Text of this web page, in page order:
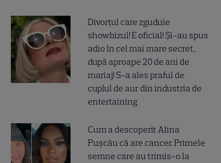
Divorțul care zguduie
showbizul! E oficial! Și-au spus
adio în cel mai mare secret,
după aproape 20 de ani de
mariaj! S-a ales praful de
cuplul de aur din industria de
entertaining
Cum a descoperit Alina
Pușcău că are cancer. Primele
semne care au trimis-o la